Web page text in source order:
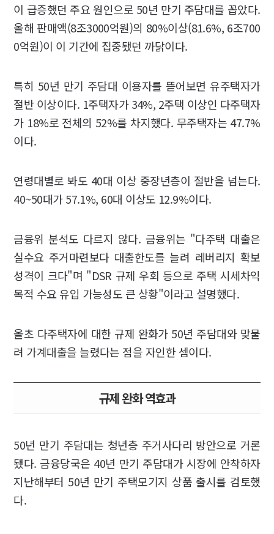
이 급증했던 주요 원인으로 50년 만기 주담대를 꼽았다.
올해 판매액(8조3000억원)의 80%이상(81.6%, 6조700
0억원)이 이 기간에 집중됐던 까닭이다.
특히 50년 만기 주담대 이용자를 뜯어보면 유주택자가
절반 이상이다. 1주택자가 34%, 2주택 이상인 다주택자
가 18%로 전체의 52%를 차지했다. 무주택자는 47.7%
이다.
연령대별로 봐도 40대 이상 중장년층이 절반을 넘는다.
40~50대가 57.1%, 60대 이상도 12.9%이다.
금융위 분석도 다르지 않다. 금융위는 "다주택 대출은
실수요 주거마련보다 대출한도를 늘려 레버리지 확보
성격이 크다"며 "DSR 규제 우회 등으로 주택 시세차익
목적 수요 유입 가능성도 큰 상황"이라고 설명했다.
올초 다주택자에 대한 규제 완화가 50년 주담대와 맞물
려 가계대출을 늘렸다는 점을 자인한 셈이다.
규제 완화 역효과
50년 만기 주담대는 청년층 주거사다리 방안으로 거론
됐다. 금융당국은 40년 만기 주담대가 시장에 안착하자
지난해부터 50년 만기 주택모기지 상품 출시를 검토했
다.